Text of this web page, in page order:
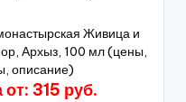
Живица и
Архыз, 100 мл (цены,
описание)
от: 315 руб.